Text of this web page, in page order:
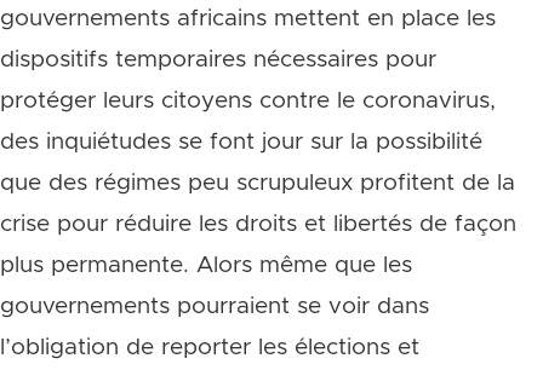
gouvernements africains mettent en place les
dispositifs temporaires nécessaires pour
protéger leurs citoyens contre le coronavirus,
des inquiétudes se font jour sur la possibilité
que des régimes peu scrupuleux profitent de la
crise pour réduire les droits et libertés de façon
plus permanente. Alors même que les
gouvernements pourraient se voir dans
l’obligation de reporter les élections et